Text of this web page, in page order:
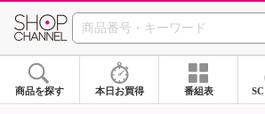
SHOP
商品を探す 本日お買得 番組表